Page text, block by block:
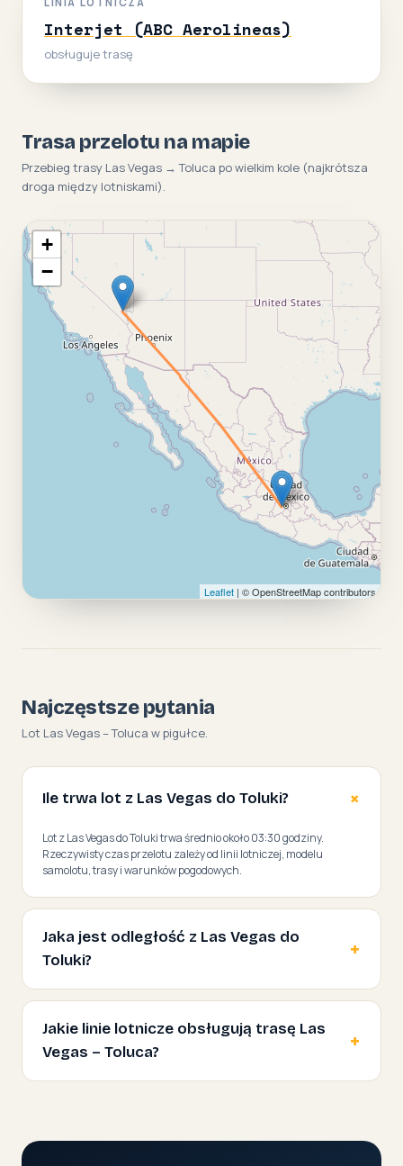
Interjet (ABC Aerolineas)
obsługuje trasę
Trasa przelotu na mapie
Przebieg trasy Las Vegas → Toluca po wielkim kole (najkrótsza
droga między lotniskami).
+
−
Leaflet | © OpenStreetMap contributors
Najczęstsze pytania
Lot Las Vegas – Toluca w pigułce.
Ile trwa lot z Las Vegas do Toluki?
Lot z Las Vegas do Toluki trwa średnio około 03:30 godziny.
Rzeczywisty czas przelotu zależy od linii lotniczej, modelu
samolotu, trasy i warunków pogodowych.
Jaka jest odległość z Las Vegas do
Toluki?
Jakie linie lotnicze obsługują trasę Las
Vegas – Toluca?